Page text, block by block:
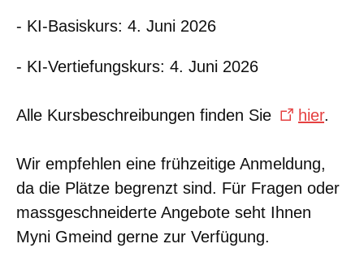
- KI-Basiskurs: 4. Juni 2026
- KI-Vertiefungskurs: 4. Juni 2026
Alle Kursbeschreibungen finden Sie hier.
Wir empfehlen eine frühzeitige Anmeldung,
da die Plätze begrenzt sind. Für Fragen oder
massgeschneiderte Angebote seht Ihnen
Myni Gmeind gerne zur Verfügung.